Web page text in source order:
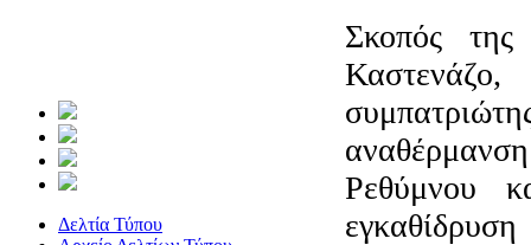
Δελτία Τύπου
Σκοπός της
Ρεθύμνου